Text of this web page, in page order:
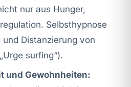
nur aus Hunger,
Selbsthypnose
und Distanzierung von
surfing“).
und Gewohnheiten: